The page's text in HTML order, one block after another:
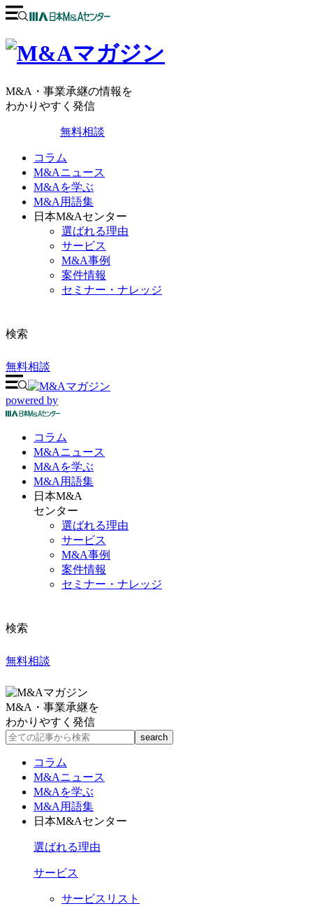
M&A・事業承継の情報を
わかりやすく発信
無料相談
コラム
M&Aニュース
M&Aを学ぶ
M&A用語集
日本M&Aセンター
選ばれる理由
サービス
M&A事例
案件情報
セミナー・ナレッジ
検索
無料相談
powered by
コラム
M&Aニュース
M&Aを学ぶ
M&A 用語集
日本M&A
センター
選ばれる理由
サービス
M&A事例
案件情報
セミナー・ナレッジ
検索
無料相談
M&A・事業承継を
わかりやすく発信
コラム
M&Aニュース
M&Aを学ぶ
M&A用語集
日本M&Aセンター
選ばれる理由
サービス
サービスリスト